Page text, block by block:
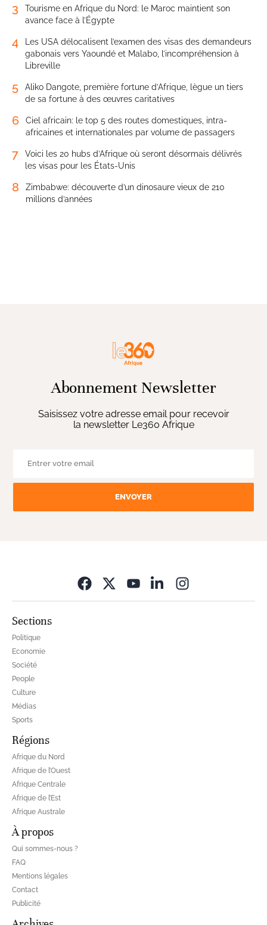
3
Tourisme en Afrique du Nord: le Maroc maintient son
avance face à l’Égypte
4
Les USA délocalisent l’examen des visas des demandeurs
gabonais vers Yaoundé et Malabo, l’incompréhension à
Libreville
5
Aliko Dangote, première fortune d’Afrique, lègue un tiers
de sa fortune à des œuvres caritatives
6
Ciel africain: le top 5 des routes domestiques, intra-
africaines et internationales par volume de passagers
7
Voici les 20 hubs d’Afrique où seront désormais délivrés
les visas pour les États-Unis
8
Zimbabwe: découverte d’un dinosaure vieux de 210
millions d’années
Abonnement Newsletter
Saisissez votre adresse email pour recevoir
la newsletter Le360 Afrique
ENVOYER
Sections
Politique
Economie
Société
People
Culture
Médias
Sports
Régions
Afrique du Nord
Afrique de l’Ouest
Afrique Centrale
Afrique de l’Est
Afrique Australe
À propos
Qui sommes-nous ?
FAQ
Mentions légales
Contact
Publicité